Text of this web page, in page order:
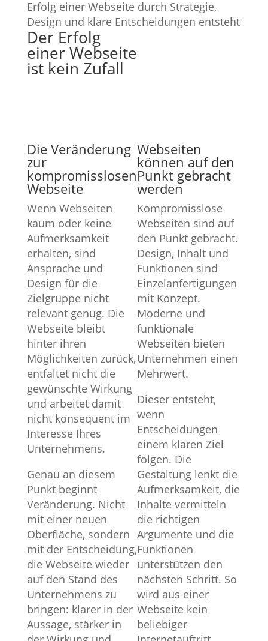
Der Erfolg
einer Webseite
ist kein Zufall
Die Veränderung
zur
kompromisslosen
Webseite
Wenn Webseiten
kaum oder keine
Aufmerksamkeit
erhalten, sind
Ansprache und
Design für die
Zielgruppe nicht
relevant genug. Die
Webseite bleibt
hinter ihren
Möglichkeiten zurück,
entfaltet nicht die
gewünschte Wirkung
und arbeitet damit
nicht konsequent im
Interesse Ihres
Unternehmens.
Genau an diesem
Punkt beginnt
Veränderung. Nicht
mit einer neuen
Oberfläche, sondern
mit der Entscheidung,
die Webseite wieder
auf den Stand des
Unternehmens zu
bringen: klarer in der
Aussage, stärker in
Webseiten
können auf den
Punkt gebracht
werden
Kompromisslose
Webseiten sind auf
den Punkt gebracht.
Design, Inhalt und
Funktionen sind
Einzelanfertigungen
mit Konzept.
Moderne und
funktionale
Webseiten bieten
Unternehmen einen
Mehrwert.
Dieser entsteht,
wenn
Entscheidungen
einem klaren Ziel
folgen. Die
Gestaltung lenkt die
Aufmerksamkeit, die
Inhalte vermitteln
die richtigen
Argumente und die
Funktionen
unterstützen den
nächsten Schritt. So
wird aus einer
Webseite kein
beliebiger